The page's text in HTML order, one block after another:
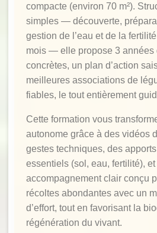
compacte (environ 70 m²).
simples — découverte,
gestion de l’eau et de la
mois — elle propose 3 années
concrètes, un plan d’action
meilleures associations de
fiables, le tout entièrement
Cette formation vous
autonome grâce à des vidéos
gestes techniques, des
essentiels (sol, eau, fertilité), et
accompagnement clair conçu
récoltes abondantes avec un
d’effort, tout en favorisant la
régénération du vivant.